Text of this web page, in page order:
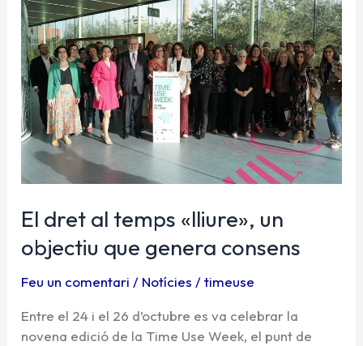
El dret al temps «lliure», un
objectiu que genera consens
Feu un comentari / Notícies /timeuse
Entre el 24 i el 26 d’octubre es va celebrar la
novena edició de la Time Use Week, el punt de
al
temps
«lliure»,
un
objectiu
que
genera
consens